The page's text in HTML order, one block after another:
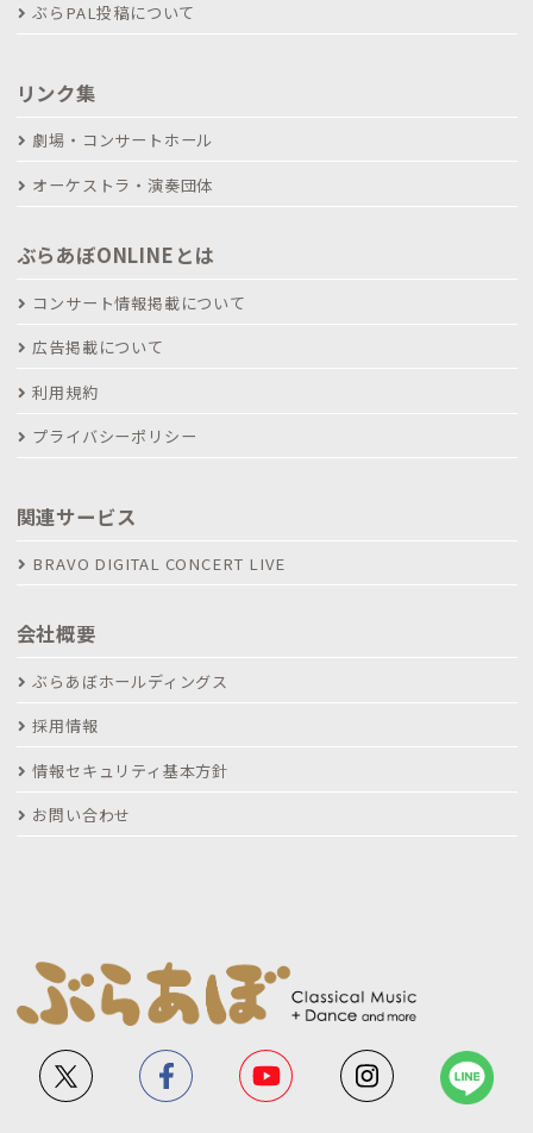
ぶらPAL投稿について
リンク集
劇場・コンサートホール
オーケストラ・演奏団体
ぶらあぼONLINEとは
コンサート情報掲載について
広告掲載について
利用規約
プライバシーポリシー
関連サービス
BRAVO DIGITAL CONCERT LIVE
会社概要
ぶらあぼホールディングス
採用情報
情報セキュリティ基本方針
お問い合わせ